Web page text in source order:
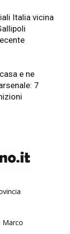
Italia vicina
e ne
7
Marco